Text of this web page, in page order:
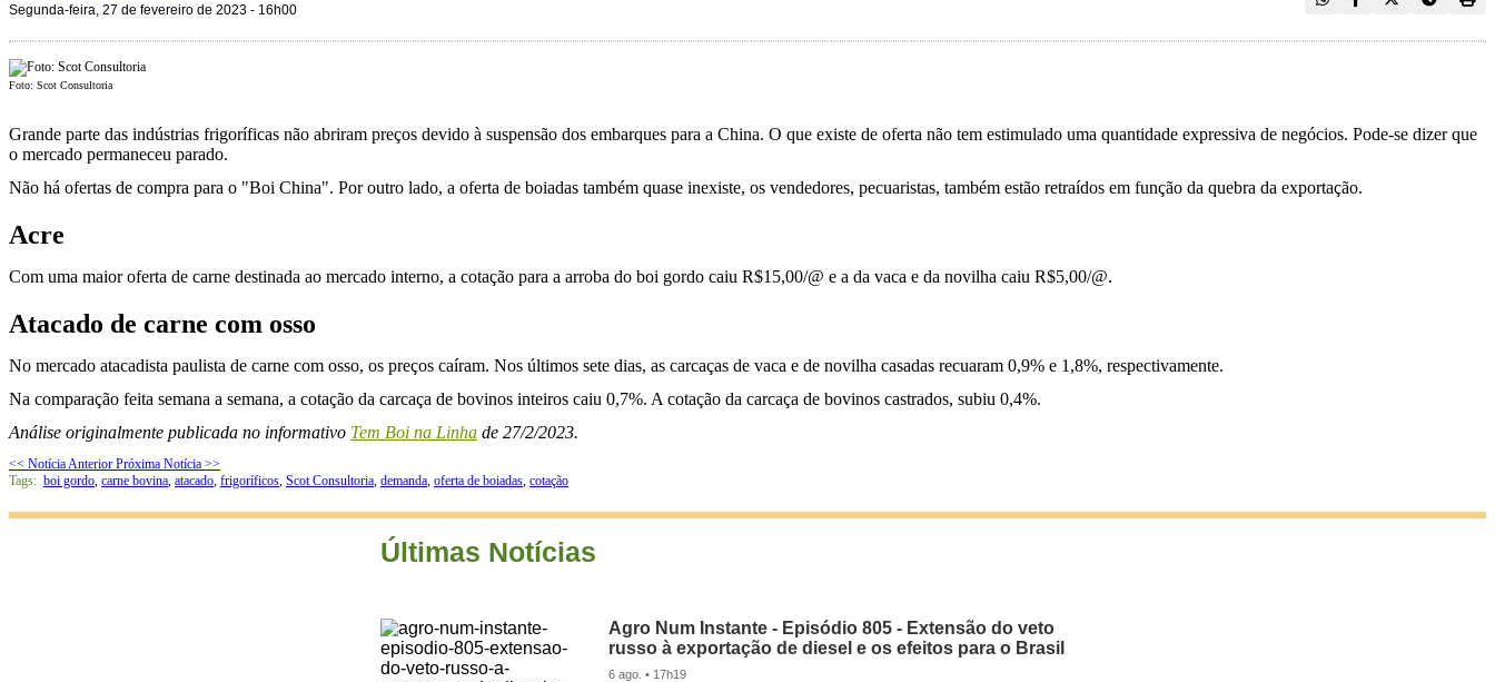
Segunda-feira, 27 de fevereiro de 2023 - 16h00
Foto: Scot Consultoria
Grande parte das indústrias frigoríficas não abriram preços devido à suspensão dos embarques para a China. O que existe de oferta não tem estimulado uma quantidade expressiva de negócios. Pode-se dizer que
o mercado permaneceu parado.
Não há ofertas de compra para o "Boi China". Por outro lado, a oferta de boiadas também quase inexiste, os vendedores, pecuaristas, também estão retraídos em função da quebra da exportação.
Acre
Com uma maior oferta de carne destinada ao mercado interno, a cotação para a arroba do boi gordo caiu R$15,00/@ e a da vaca e da novilha caiu R$5,00/@.
Atacado de carne com osso
No mercado atacadista paulista de carne com osso, os preços caíram. Nos últimos sete dias, as carcaças de vaca e de novilha casadas recuaram 0,9% e 1,8%, respectivamente.
Na comparação feita semana a semana, a cotação da carcaça de bovinos inteiros caiu 0,7%. A cotação da carcaça de bovinos castrados, subiu 0,4%.
Análise originalmente publicada no informativo Tem Boi na Linha de 27/2/2023.
<< Notícia Anterior Próxima Notícia >>
Tags: boi gordo carne bovina atacado frigoríficos Scot Consultoria demanda oferta de boiadas cotação
Últimas Notícias
Agro Num Instante - Episódio 805 - Extensão do veto
russo à exportação de diesel e os efeitos para o Brasil
6 ago. • 17h19